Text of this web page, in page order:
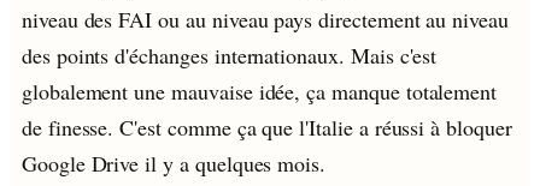
niveau des FAI ou au niveau pays directement au niveau
des points d'échanges internationaux. Mais c'est
globalement une mauvaise idée, ça manque totalement
de finesse. C'est comme ça que l'Italie a réussi à bloquer
Google Drive il y a quelques mois.